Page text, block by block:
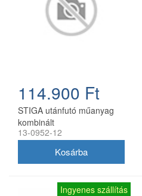
114.900 Ft
STIGA utánfutó műanyag
kombinált
13-0952-12
Ingyenes szállítás